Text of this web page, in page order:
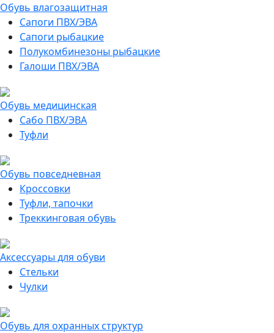
Обувь влагозащитная
Сапоги ПВХ/ЭВА
Сапоги рыбацкие
Полукомбинезоны рыбацкие
Галоши ПВХ/ЭВА
Обувь медицинская
Сабо ПВХ/ЭВА
Туфли
Обувь повседневная
Кроссовки
Туфли, тапочки
Треккинговая обувь
Аксессуары для обуви
Стельки
Чулки
Обувь для охранных структур